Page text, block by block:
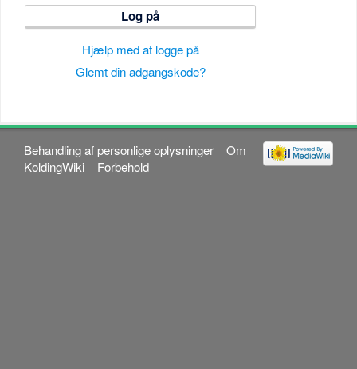
Log på
Hjælp med at logge på
Glemt din adgangskode?
Behandling af personlige oplysninger
Om
KoldingWiki
Forbehold